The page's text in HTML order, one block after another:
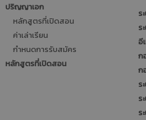
ปริญญาเอก
หลักสูตรที่เปิดสอน
ค่าเล่าเรียน
กำหนดการรับสมัคร
หลักสูตรที่เปิดสอน
ร
ร
อี
ก
ก
ร
ร
ร